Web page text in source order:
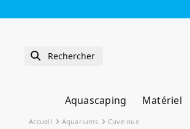
Aquascaping Matériel
Accueil Aquariums Cuve nue